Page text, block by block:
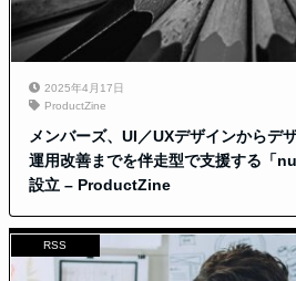
2025年4月17日
ProductZine
メンバーズ、UI／UXデザインからデ
運用改善までを伴走型で支援する「
設立 – ProductZine
RSS